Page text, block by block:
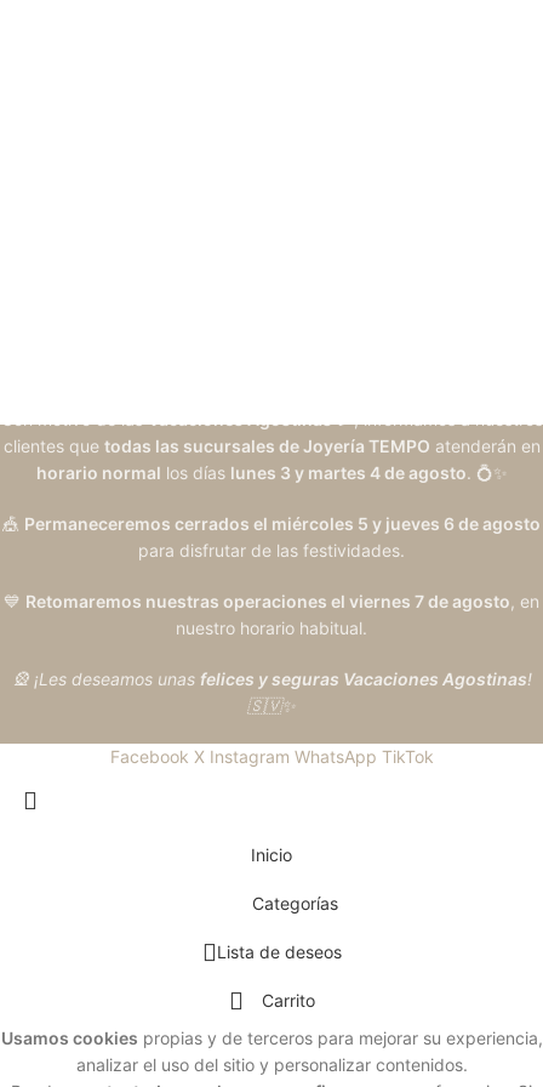
clientes que todas las sucursales de Joyería TEMPO atenderán en
horario normal los días lunes 3 y martes 4 de agosto. 💍✨
🎪 Permaneceremos cerrados el miércoles 5 y jueves 6 de agosto
para disfrutar de las festividades.
💙 Retomaremos nuestras operaciones el viernes 7 de agosto, en
nuestro horario habitual.
🎡 ¡Les deseamos unas felices y seguras Vacaciones Agostinas!
🇸🇻✨
Facebook X Instagram WhatsApp TikTok
Inicio
Categorías
Lista de deseos
Carrito
Usamos cookies propias y de terceros para mejorar su experiencia,
analizar el uso del sitio y personalizar contenidos.